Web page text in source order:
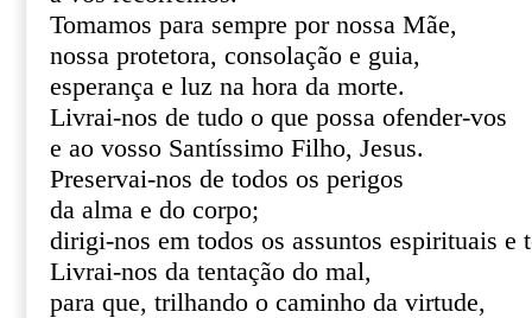
Tomamos para sempre por nossa Mãe,
nossa protetora, consolação e guia,
esperança e luz na hora da morte.
Livrai-nos de tudo o que possa ofender-vos
e ao vosso Santíssimo Filho, Jesus.
Preservai-nos de todos os perigos
da alma e do corpo;
dirigi-nos em todos os assuntos espirituais e
Livrai-nos da tentação do mal,
para que, trilhando o caminho da virtude,